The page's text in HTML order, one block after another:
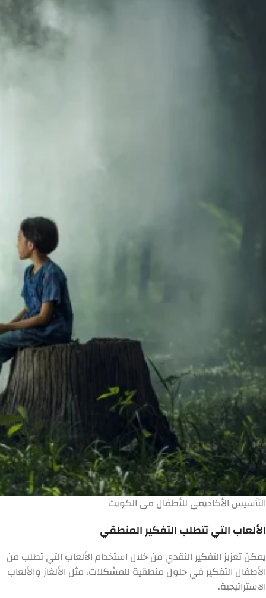
التأسيس الأكاديمي للأطفال في الكويت
الألعاب التي تتطلب التفكير المنطقي
يمكن تعزيز التفكير النقدي من خلال استخدام الألعاب التي تطلب من
الأطفال التفكير في حلول منطقية للمشكلات، مثل الألغاز والألعاب
الاستراتيجية.